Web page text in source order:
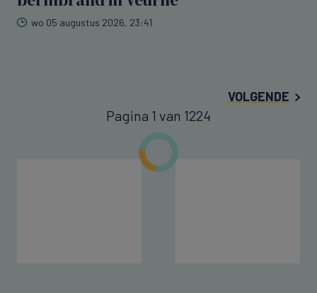
wo 05 augustus 2026, 23:41
VOLGENDE
Pagina 1 van 1224